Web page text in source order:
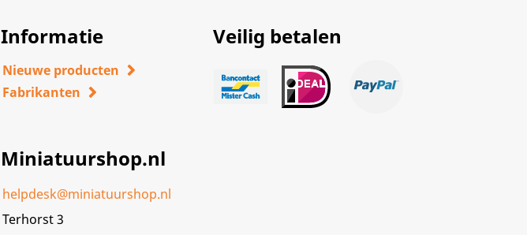
Informatie
Nieuwe producten
Fabrikanten
Miniatuurshop.nl
helpdesk@miniatuurshop.nl
Terhorst 3
Veilig betalen